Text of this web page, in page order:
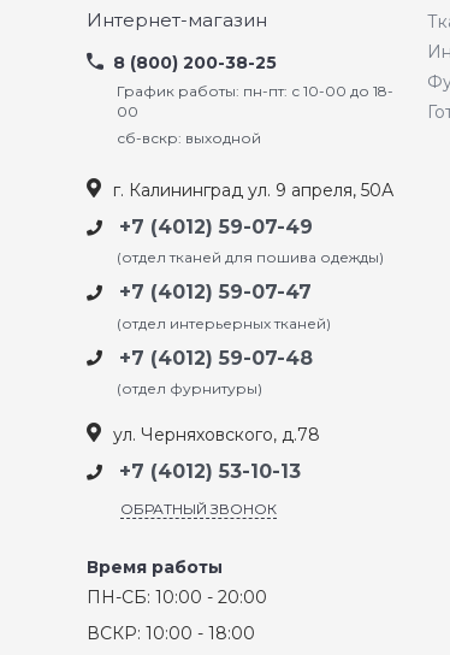
Интернет-магазин
8 (800) 200-38-25
График работы: пн-пт: с 10-00 до 18-
00
сб-вскр: выходной
г. Калининград ул. 9 апреля, 50А
+7 (4012) 59-07-49
(отдел тканей для пошива одежды)
+7 (4012) 59-07-47
(отдел интерьерных тканей)
+7 (4012) 59-07-48
(отдел фурнитуры)
ул. Черняховского, д.78
+7 (4012) 53-10-13
ОБРАТНЫЙ ЗВОНОК
Время работы
ПН-СБ: 10:00 - 20:00
ВСКР: 10:00 - 18:00